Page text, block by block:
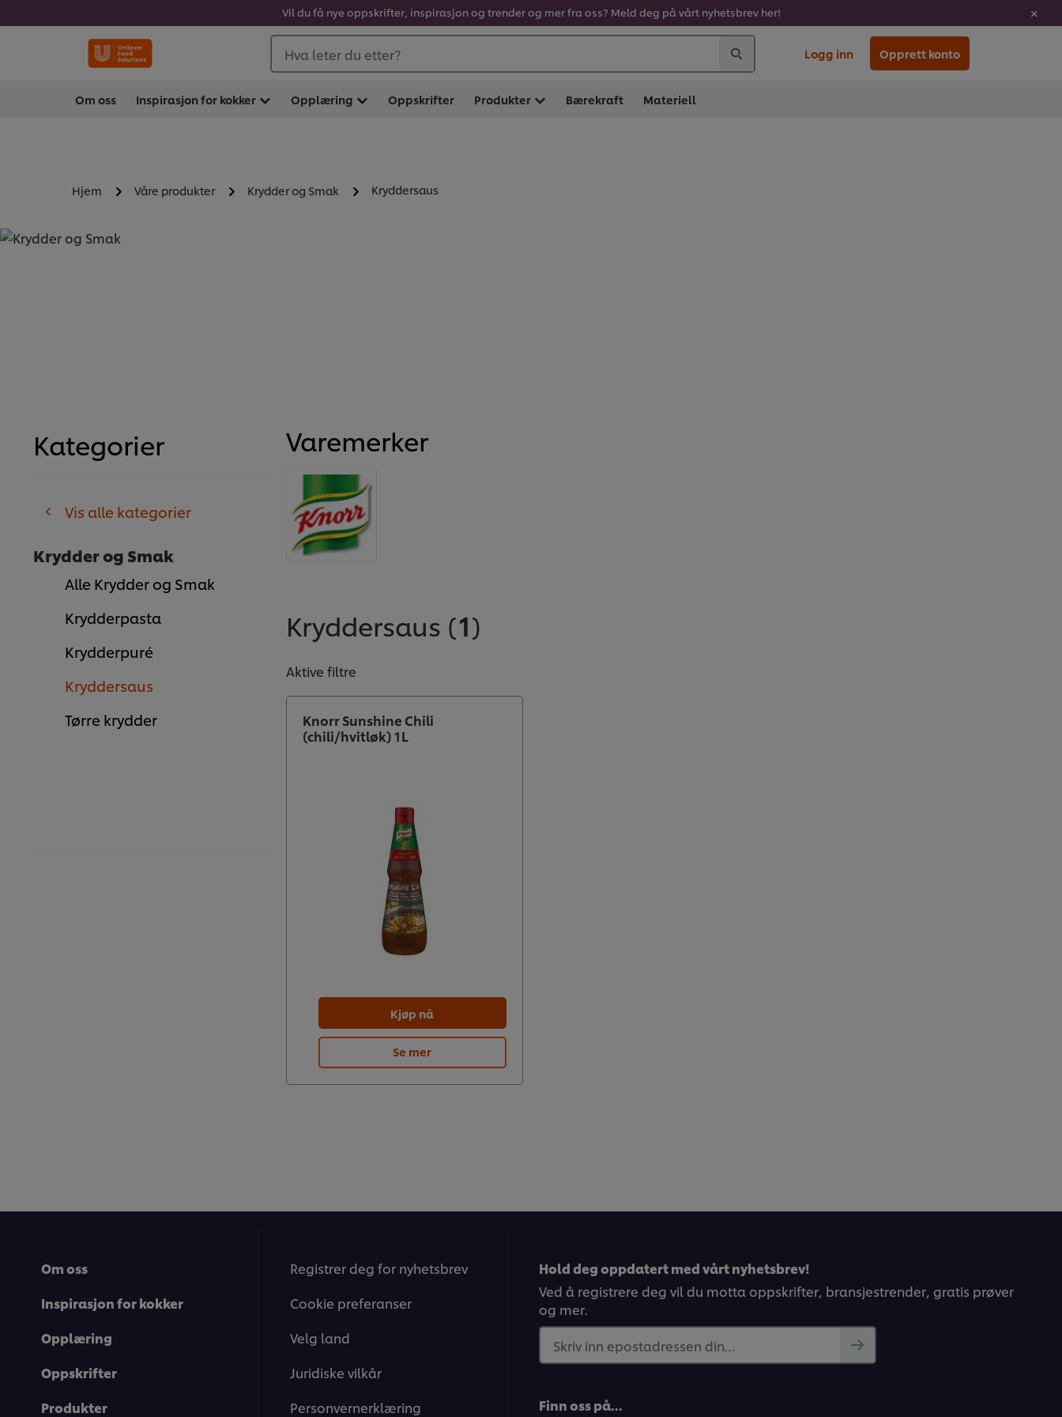
Vil du få nye oppskrifter, inspirasjon og trender og mer fra oss? Meld deg på vårt nyhetsbrev her!
Hva leter du etter? Logg inn Opprett konto
Om oss Inspirasjon for kokker Opplæring Oppskrifter Produkter Bærekraft Materiell
Hjem Våre produkter Krydder og Smak Kryddersaus
Kategorier
Vis alle kategorier
Krydder og Smak
Alle Krydder og Smak
Krydderpasta
Krydderpuré
Kryddersaus
Tørre krydder
Varemerker
Kryddersaus (1)
Aktive filtre
Knorr Sunshine Chili
(chili/hvitløk) 1L
Kjøp nå
Se mer
Om oss
Inspirasjon for kokker
Opplæring
Oppskrifter
Produkter
Registrer deg for nyhetsbrev
Cookie preferanser
Velg land
Juridiske vilkår
Personvernerklæring
Hold deg oppdatert med vårt nyhetsbrev!
Ved å registrere deg vil du motta oppskrifter, bransjestrender, gratis prøver
og mer.
Skriv inn epostadressen din…
Finn oss på…